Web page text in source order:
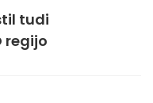
tudi
regijo